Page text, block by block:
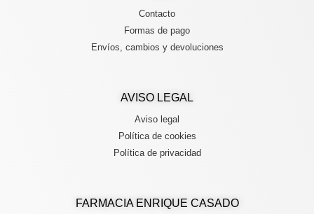
FARMACIA ENRIQUE CASADO
AVISO LEGAL
Aviso legal
Política de cookies
Política de privacidad
Contacto
Formas de pago
Envíos, cambios y devoluciones